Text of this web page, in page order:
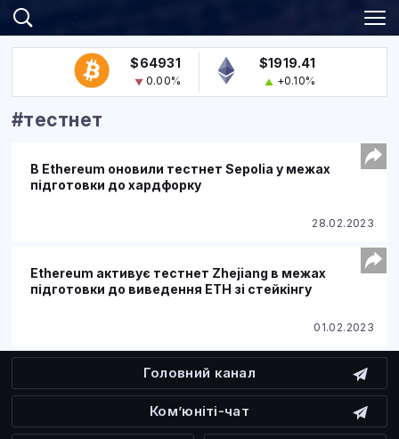
$64931
0.00%
$1919.41
+0.10%
#тестнет
В Ethereum оновили тестнет Sepolia у межах
підготовки до хардфорку
28.02.2023
Ethereum активує тестнет Zhejiang в межах
підготовки до виведення ETH зі стейкінгу
01.02.2023
Головний канал
Ком’юніті-чат